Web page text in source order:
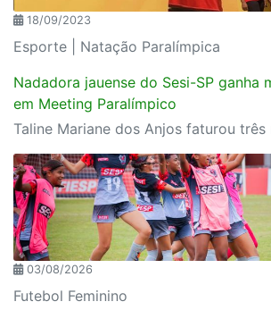
18/09/2023
Esporte | Natação Paralímpica
Nadadora jauense do Sesi-SP ganha
em Meeting Paralímpico
03/08/2026
Futebol Feminino